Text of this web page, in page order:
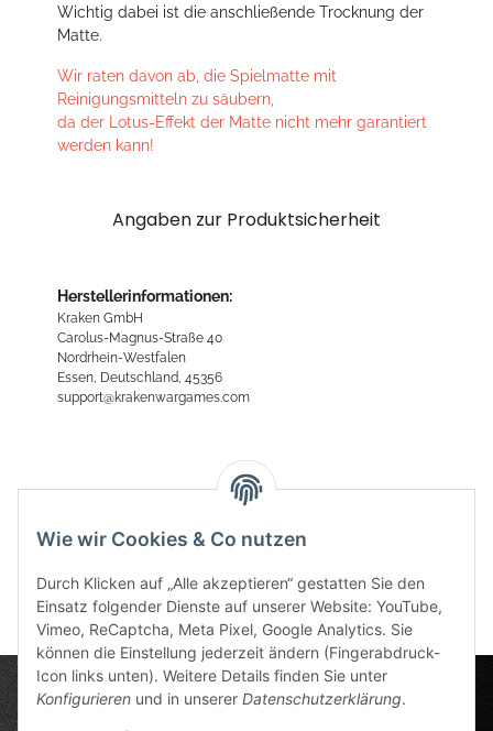
Wichtig dabei ist die anschließende Trocknung der
Matte.
Wir raten davon ab, die Spielmatte mit
Reinigungsmitteln zu säubern,
da der Lotus-Effekt der Matte nicht mehr garantiert
werden kann!
Angaben zur Produktsicherheit
Herstellerinformationen:
Kraken GmbH
Carolus-Magnus-Straße 40
Nordrhein-Westfalen
Essen, Deutschland, 45356
support@krakenwargames.com
Wie wir Cookies & Co nutzen
Durch Klicken auf „Alle akzeptieren“ gestatten Sie den
Einsatz folgender Dienste auf unserer Website: YouTube,
Vimeo, ReCaptcha, Meta Pixel, Google Analytics. Sie
können die Einstellung jederzeit ändern (Fingerabdruck-
Icon links unten). Weitere Details finden Sie unter
Konfigurieren und in unserer Datenschutzerklärung.